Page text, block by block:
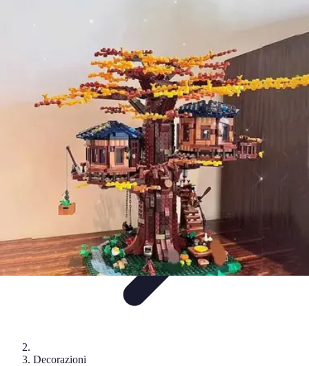
Rinnovamento Spazi
Rinnovamento
Fai da Te Creativo
Decorazioni